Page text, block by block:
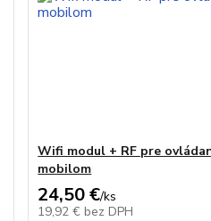
Wifi modul + RF pre
mobilom
24,50 €/ks
19,92 € bez DPH